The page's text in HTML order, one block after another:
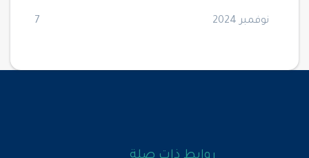
نوفمبر 2024